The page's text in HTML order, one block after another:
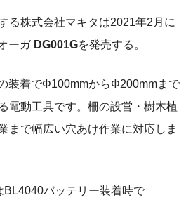
る株式会社マキタは2021年2月に
ーガ DG001Gを発売する。
装着でΦ100mmからΦ200mmまで
電動工具です。柵の設営・樹木植
まで幅広い穴あけ作業に対応しま
BL4040バッテリー装着時で